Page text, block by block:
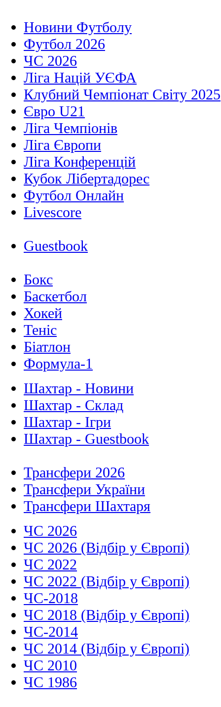
Новини Футболу
Футбол 2026
ЧС 2026
Ліга Націй УЄФА
Клубний Чемпіонат Світу 2025
Євро U21
Ліга Чемпіонів
Ліга Європи
Ліга Конференцій
Кубок Лібертадорес
Футбол Онлайн
Livescore
Guestbook
Бокс
Баскетбол
Хокей
Теніс
Біатлон
Формула-1
Шахтар - Новини
Шахтар - Склад
Шахтар - Ігри
Шахтар - Guestbook
Трансфери 2026
Трансфери України
Трансфери Шахтаря
ЧС 2026
ЧС 2026 (Відбір у Європі)
ЧС 2022
ЧС 2022 (Відбір у Європі)
ЧС-2018
ЧС 2018 (Відбір у Європі)
ЧС-2014
ЧС 2014 (Відбір у Європі)
ЧС 2010
ЧС 1986